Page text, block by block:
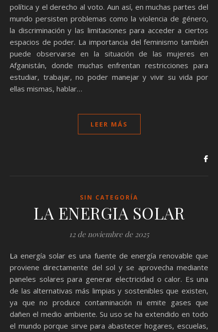
política y el derecho al voto. Aun así, en muchas partes del
mundo persisten problemas como la violencia de género,
la discriminación y las limitaciones para acceder a ciertos
espacios de poder. La importancia del feminismo también
puede observarse en la situación de las mujeres en
Afganistán, donde muchas enfrentan restricciones para
estudiar, trabajar, no poder manejar y vivir su vida por
ellas mismas, hablar…
LEER MÁS
SIN CATEGORÍA
LA ENERGIA SOLAR
12 de noviembre de 2025
La energía solar es una fuente de energía renovable que
proviene directamente del sol y se aprovecha mediante
paneles solares para generar electricidad o calor. Es una
de las alternativas más limpias y sostenibles que existen,
ya que no produce contaminación ni emite gases que
dañen el medio ambiente. Su uso se ha extendido en todo
el mundo porque sirve para abastecer hogares, escuelas,